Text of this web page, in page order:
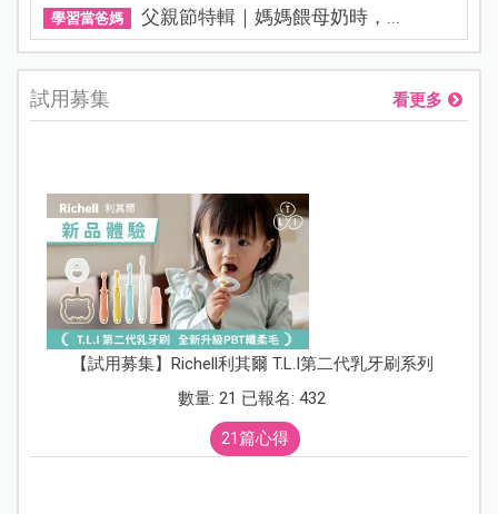
學習當爸媽 父親節特輯｜媽媽餵母奶時，...
試用募集 看更多
【試用募集】Richell利其爾 T.L.I第二代乳牙刷系列
數量: 21 已報名: 432
21篇心得